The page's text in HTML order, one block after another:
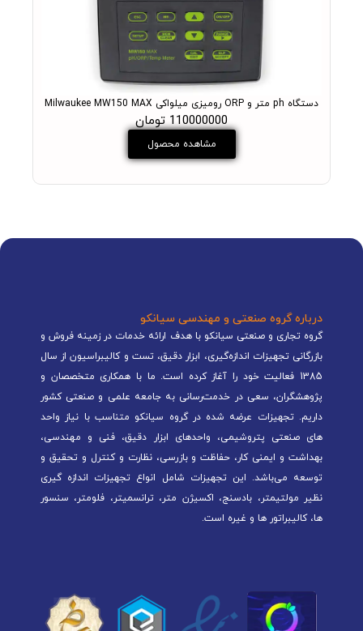
دستگاه ph متر و ORP رومیزی میلواکی Milwaukee MW150 MAX
110000000 تومان
مشاهده محصول
درباره گروه صنعتی و مهندسی سیانکو
گروه تجاری و صنعتی سیانکو با هدف ارائه خدمات در زمینه فروش و
بازرگانی تجهیزات اندازه‌گیری، ابزار دقیق، تست و کالیبراسیون از سال
1385 فعالیت خود را آغاز کرده است. ما با همکاری متخصصان و
پژوهشگران، سعی در خدمت‌رسانی به جامعه علمی و صنعتی کشور
داریم. تجهیزات عرضه شده در گروه سیانکو متناسب با نیاز واحد
های صنعتی پتروشیمی، واحدهای ابزار دقیق، فنی و مهندسی،
بهداشت و ایمنی کار، حفاظت و بازرسی، نظارت و کنترل و تحقیق و
توسعه می‌باشد. این تجهیزات شامل انواع تجهیزات اندازه گیری
نظیر مولتیمتر، بادسنج، اکسیژن متر، ترانسمیتر، فلومتر، سنسور
ها، کالیبراتور ها و غیره است.